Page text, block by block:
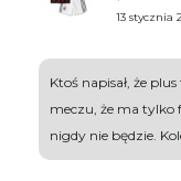
13 stycznia
Ktoś napisał, że
meczu, że ma
nigdy nie będzie.